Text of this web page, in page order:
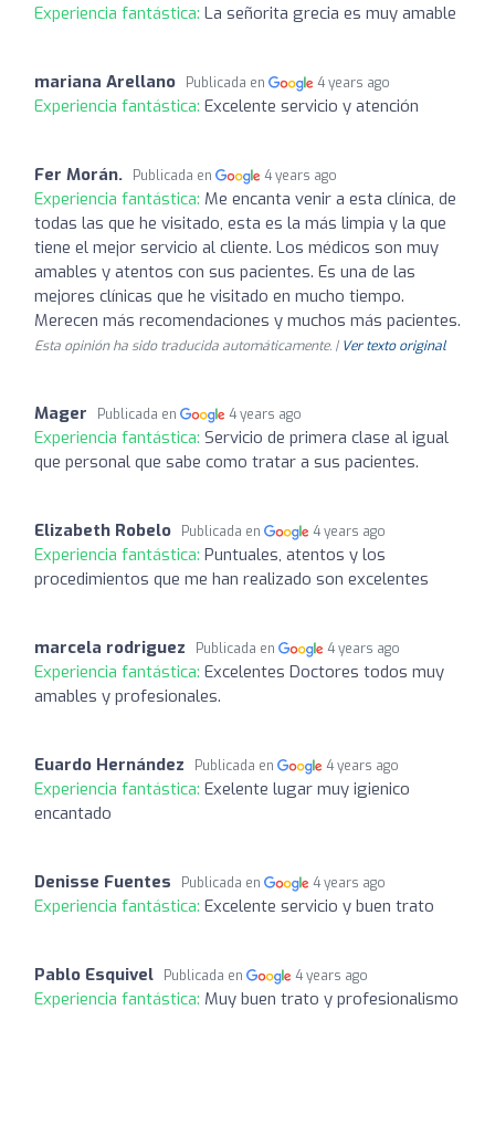
Experiencia fantástica: La señorita grecia es muy amable
mariana Arellano Publicada en 4 years ago
Experiencia fantástica: Excelente servicio y atención
Fer Morán. Publicada en 4 years ago
Experiencia fantástica: Me encanta venir a esta clínica, de
todas las que he visitado, esta es la más limpia y la que
tiene el mejor servicio al cliente. Los médicos son muy
amables y atentos con sus pacientes. Es una de las
mejores clínicas que he visitado en mucho tiempo.
Merecen más recomendaciones y muchos más pacientes.
Esta opinión ha sido traducida automáticamente. | Ver texto original
Mager Publicada en 4 years ago
Experiencia fantástica: Servicio de primera clase al igual
que personal que sabe como tratar a sus pacientes.
Elizabeth Robelo Publicada en 4 years ago
Experiencia fantástica: Puntuales, atentos y los
procedimientos que me han realizado son excelentes
marcela rodriguez Publicada en 4 years ago
Experiencia fantástica: Excelentes Doctores todos muy
amables y profesionales.
Euardo Hernández Publicada en 4 years ago
Experiencia fantástica: Exelente lugar muy igienico
encantado
Denisse Fuentes Publicada en 4 years ago
Experiencia fantástica: Excelente servicio y buen trato
Pablo Esquivel Publicada en 4 years ago
Experiencia fantástica: Muy buen trato y profesionalismo